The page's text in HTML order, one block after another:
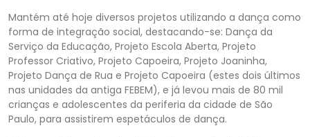
Mantém até hoje diversos projetos utilizando a dança como
forma de integração social, destacando-se: Dança da
Serviço da Educação, Projeto Escola Aberta, Projeto
Professor Criativo, Projeto Capoeira, Projeto Joaninha,
Projeto Dança de Rua e Projeto Capoeira (estes dois últimos
nas unidades da antiga FEBEM), e já levou mais de 80 mil
crianças e adolescentes da periferia da cidade de São
Paulo, para assistirem espetáculos de dança.